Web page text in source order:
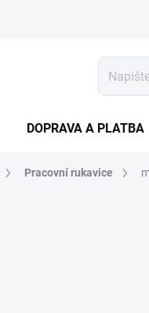
DOPRAVA A PLATBA
Pracovní rukavice